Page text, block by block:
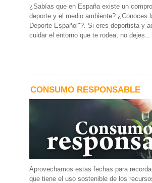
¿Sabías que en España existe un
deporte y el medio ambiente? ¿Conoces
Deporte Español"?. Si eres deportista y
cuidar el entorno que te rodea, no dejes...
CONSUMO RESPONSABLE
Aprovechamos estas fechas para
que tiene el uso sostenible de los